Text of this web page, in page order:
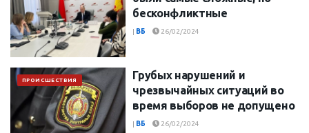
бесконфликтные
| ВБ 26/02/2024
ПРОИСШЕСТВИЯ
Грубых нарушений и
чрезвычайных ситуаций во
время выборов не допущено
| ВБ 26/02/2024